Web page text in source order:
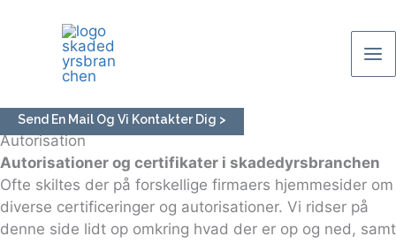
indholdet
Send En Mail Og Vi Kontakter Dig >
Autorisation
Autorisationer og certifikater i skadedyrsbranchen
Ofte skiltes der på forskellige firmaers hjemmesider om
diverse certificeringer og autorisationer. Vi ridser på
denne side lidt op omkring hvad der er op og ned, samt